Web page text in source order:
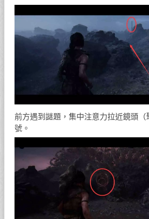
前方遇到謎題，集中注意力拉近鏡頭（
號。